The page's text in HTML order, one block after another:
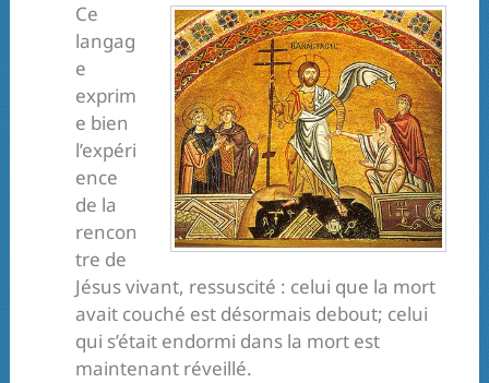
Ce
langag
e
exprim
e bien
l’expéri
ence
de la
rencon
tre de
Jésus vivant, ressuscité : celui que la mort
avait couché est désormais debout; celui
qui s’était endormi dans la mort est
maintenant réveillé.